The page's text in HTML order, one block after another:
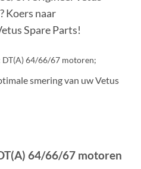
Koers naar
Spare Parts!
64/66/67 motoren;
smering van uw Vetus
64/66/67 motoren